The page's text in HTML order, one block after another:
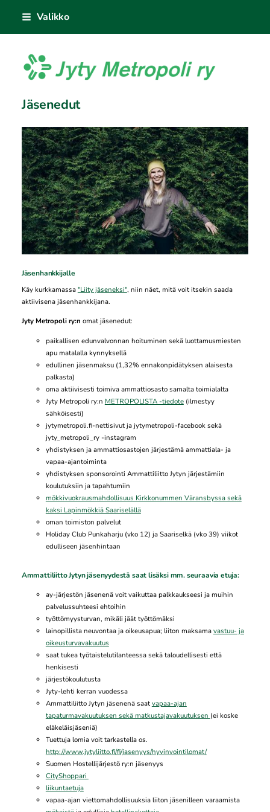
sisältöön
Valikko
Jyty Metropoli ry
Jäsenedut
Jäsenhankkijalle
Käy kurkkamassa"Liity jäseneksi", niin näet, mitä voit itsekin saada
aktiivisena jäsenhankkijana.
Jyty Metropoli ry:n omat jäsenedut:
paikallisen edunvalvonnan hoituminen sekä luottamusmiesten
apu matalalla kynnyksellä
edullinen jäsenmaksu (1,32% ennakonpidätyksen alaisesta
palkasta)
oma aktiivisesti toimiva ammattiosasto samalta toimialalta
Jyty Metropoli ry:n METROPOLISTA -tiedote(ilmestyy
sähköisesti)
jytymetropoli.fi-nettisivut ja jytymetropoli-facebook sekä
jyty_metropoli_ry -instagram
yhdistyksen ja ammattiosastojen järjestämä ammattiala- ja
vapaa-ajantoiminta
yhdistyksen sponsorointi Ammattiliitto Jytyn järjestämiin
koulutuksiin ja tapahtumiin
mökkivuokrausmahdollisuus Kirkkonummen Väransbyssa sekä
kaksi Lapinmökkiä Saariselällä
oman toimiston palvelut
Holiday Club Punkaharju (vko 12) ja Saariselkä (vko 39) viikot
edulliseen jäsenhintaan
Ammattiliitto Jytyn jäsenyydestä saat lisäksi mm. seuraavia etuja:
ay-järjestön jäsenenä voit vaikuttaa palkkaukseesi ja muihin
palvelussuhteesi ehtoihin
työttömyysturvan, mikäli jäät työttömäksi
lainopillista neuvontaa ja oikeusapua; liiton maksamavastuu- ja
oikeusturvavakuutus
saat tukea työtaistelutilanteessa sekä taloudellisesti että
henkisesti
järjestökoulutusta
Jyty-lehti kerran vuodessa
Ammattiliitto Jytyn jäsenenä saatvapaa-ajan
tapaturmavakuutuksen sekä matkustajavakuutuksen (ei koske
eläkeläisjäseniä)
Tuettuja lomia voit tarkastella os.
http://www.jytyliitto.fi/fi/jasenyys/hyvinvointilomat/
Suomen Hostellijärjestö ry:n jäsenyys
CityShoppari
liikuntaetuja
vapaa-ajan viettomahdollisuuksia liiton jäsenilleen varaamista